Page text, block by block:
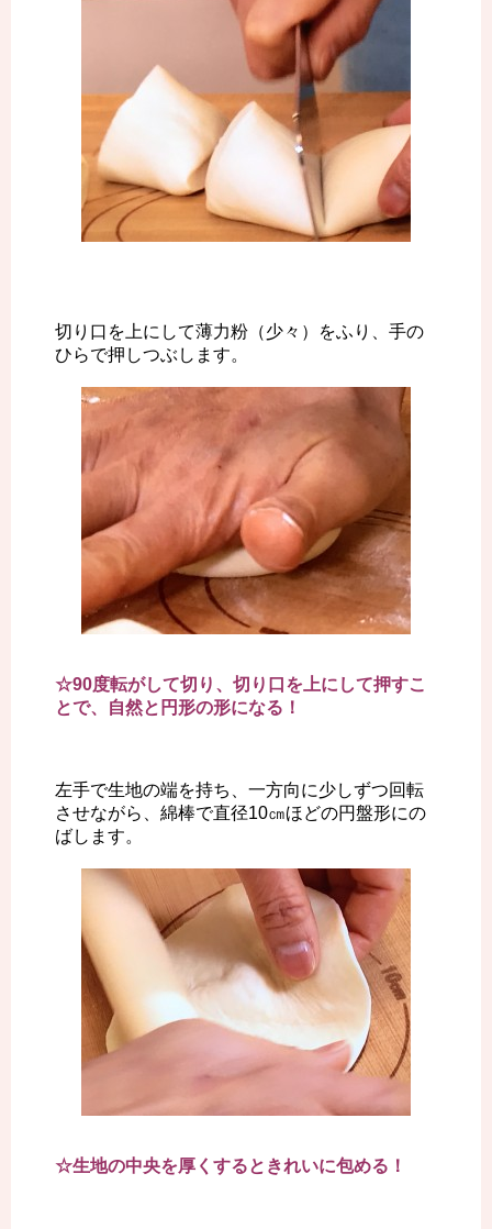
切り口を上にして薄力粉（少々）をふり、手の
ひらで押しつぶします。
☆90度転がして切り、切り口を上にして押すこ
とで、自然と円形の形になる！
左手で生地の端を持ち、一方向に少しずつ回転
させながら、綿棒で直径10㎝ほどの円盤形にの
ばします。
☆生地の中央を厚くするときれいに包める！